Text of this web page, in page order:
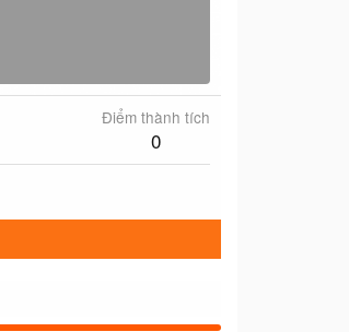
Điểm thành tích
0